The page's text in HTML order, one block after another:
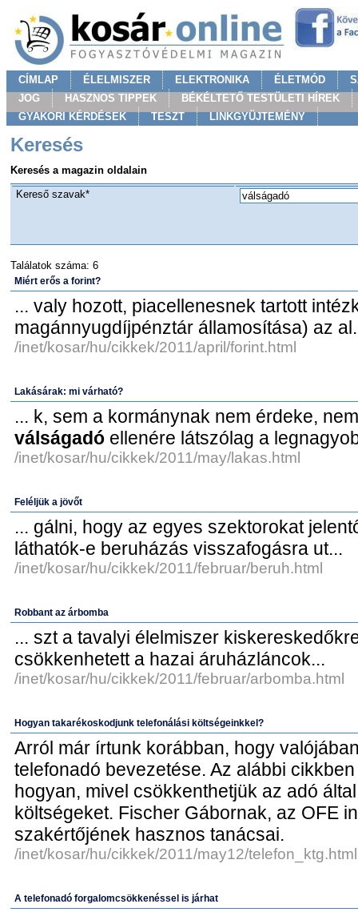
CÍMLAP ÉLELMISZER ELEKTRONIKA ÉLETMÓD
JOG
HASZNOS TIPPEK
BÉKÉLTETŐ TESTÜLETI HÍREK
GYAKORI KÉRDÉSEK
TESZT LINKGYÜJTEMÉNY
Keresés
Keresés a magazin oldalain
Kereső szavak*
Találatok száma: 6
Miért erős a forint?
... valy hozott, piacellenesnek tartott
magánnyugdíjpénztár államosítása) az
/inet/kosar/hu/cikkek/2011/april/forint.html
Lakásárak: mi várható?
... k, sem a kormánynak nem érdeke,
válságadó ellenére látszólag a
/inet/kosar/hu/cikkek/2011/may/lakas.html
Feléljük a jövőt
... gálni, hogy az egyes szektorokat
láthatók-e beruházás visszafogásra ut...
/inet/kosar/hu/cikkek/2011/februar/beruh.html
Robbant az árbomba
... szt a tavalyi élelmiszer
csökkenhetett a hazai áruházláncok...
/inet/kosar/hu/cikkek/2011/februar/arbomba.html
Hogyan takarékoskodjunk telefonálási költségeinkkel?
Arról már írtunk korábban, hogy
telefonadó bevezetése. Az alábbi
hogyan, mivel csökkenthetjük az adó
költségeket. Fischer Gábornak, az OFE
szakértőjének hasznos tanácsai.
/inet/kosar/hu/cikkek/2011/may12/telefon_ktg.html
A telefonadó forgalomcsökkenéssel is járhat